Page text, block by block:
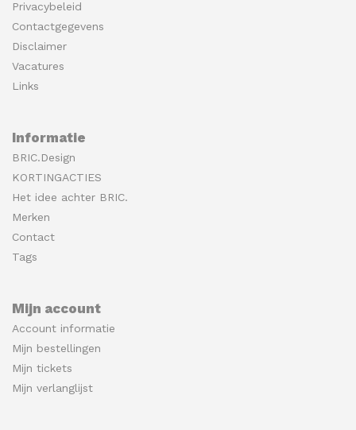
Privacybeleid
Contactgegevens
Disclaimer
Vacatures
Links
Informatie
BRIC.Design
KORTINGACTIES
Het idee achter BRIC.
Merken
Contact
Tags
Mijn account
Account informatie
Mijn bestellingen
Mijn tickets
Mijn verlanglijst